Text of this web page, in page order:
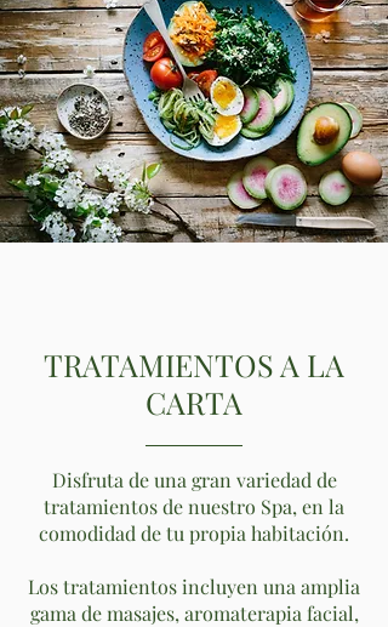
TRATAMIENTOS A LA
CARTA
Disfruta de una gran variedad de
tratamientos de nuestro Spa, en la
comodidad de tu propia habitación.
Los tratamientos incluyen una amplia
gama de masajes, aromaterapia facial,